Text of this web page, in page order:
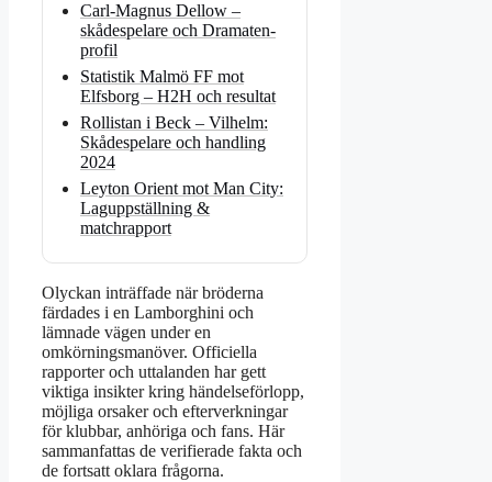
Carl-Magnus Dellow –
skådespelare och Dramaten-
profil
Statistik Malmö FF mot
Elfsborg – H2H och resultat
Rollistan i Beck – Vilhelm:
Skådespelare och handling
2024
Leyton Orient mot Man City:
Laguppställning &
matchrapport
Olyckan inträffade när bröderna
färdades i en Lamborghini och
lämnade vägen under en
omkörningsmanöver. Officiella
rapporter och uttalanden har gett
viktiga insikter kring händelseförlopp,
möjliga orsaker och efterverkningar
för klubbar, anhöriga och fans. Här
sammanfattas de verifierade fakta och
de fortsatt oklara frågorna.